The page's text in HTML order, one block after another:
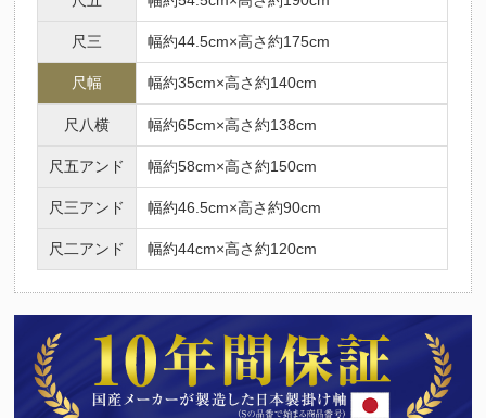
尺三 幅約44.5cm×高さ約175cm
尺幅 幅約35cm×高さ約140cm
尺八横 幅約65cm×高さ約138cm
尺五アンド 幅約58cm×高さ約150cm
尺三アンド 幅約46.5cm×高さ約90cm
尺二アンド 幅約44cm×高さ約120cm